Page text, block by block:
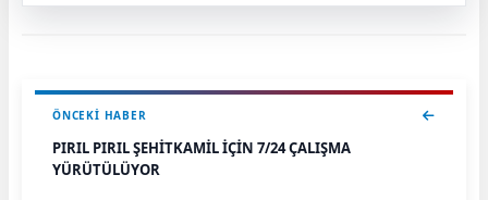
ÖNCEKI HABER
PIRIL PIRIL ŞEHİTKAMİL İÇİN 7/24 ÇALIŞMA
YÜRÜTÜLÜYOR